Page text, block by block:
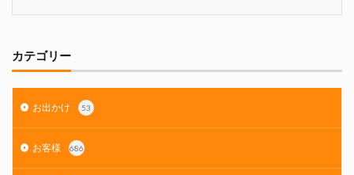
カテゴリー
お出かけ 53
お客様 686